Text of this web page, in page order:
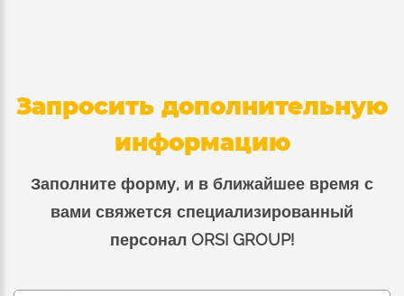
Запросить дополнительную
информацию
Заполните форму, и в ближайшее время с
вами свяжется специализированный
персонал ORSI GROUP!